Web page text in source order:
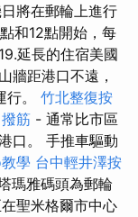
將在郵輪上進行
和12點開始，每
19.延長的住宿美國
牆距港口不遠，
。 竹北整復按
撥筋 - 通常比市區
口。 手推車驅動
學 台中輕井澤按
瑪雅碼頭為郵輪
聖米格爾市中心